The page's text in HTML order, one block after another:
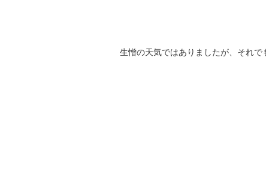
生憎の天気ではありましたが、それで